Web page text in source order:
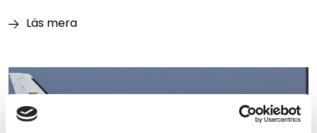
Läs mera
tunnelstationerna
i
Borgå
blev